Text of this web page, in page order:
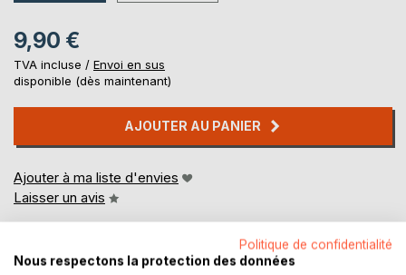
9,90 €
TVA incluse / Envoi en sus
disponible (dès maintenant)
AJOUTER AU PANIER
Ajouter à ma liste d'envies
Laisser un avis
Politique de confidentialité
Nous respectons la protection des données